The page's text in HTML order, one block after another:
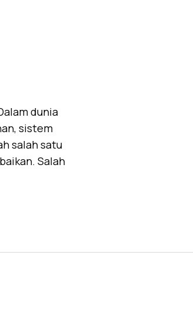
dunia
sistem
salah satu
Salah